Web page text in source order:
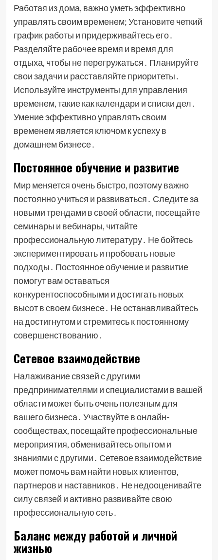
Работая из дома, важно уметь эффективно
управлять своим временем; Установите четкий
график работы и придерживайтесь его․
Разделяйте рабочее время и время для
отдыха, чтобы не перегружаться․ Планируйте
свои задачи и расставляйте приоритеты․
Используйте инструменты для управления
временем, такие как календари и списки дел․
Умение эффективно управлять своим
временем является ключом к успеху в
домашнем бизнесе․
Постоянное обучение и развитие
Мир меняется очень быстро, поэтому важно
постоянно учиться и развиваться․ Следите за
новыми трендами в своей области, посещайте
семинары и вебинары, читайте
профессиональную литературу․ Не бойтесь
экспериментировать и пробовать новые
подходы․ Постоянное обучение и развитие
помогут вам оставаться
конкурентоспособными и достигать новых
высот в своем бизнесе․ Не останавливайтесь
на достигнутом и стремитесь к постоянному
совершенствованию․
Сетевое взаимодействие
Налаживание связей с другими
предпринимателями и специалистами в вашей
области может быть очень полезным для
вашего бизнеса․ Участвуйте в онлайн-
сообществах, посещайте профессиональные
мероприятия, обменивайтесь опытом и
знаниями с другими․ Сетевое взаимодействие
может помочь вам найти новых клиентов,
партнеров и наставников․ Не недооценивайте
силу связей и активно развивайте свою
профессиональную сеть․
Баланс между работой и личной
жизнью